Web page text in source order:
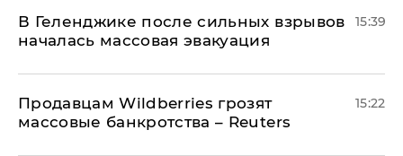
В Геленджике после сильных взрывов
началась массовая эвакуация
15:39
Продавцам Wildberries грозят
массовые банкротства – Reuters
15:22